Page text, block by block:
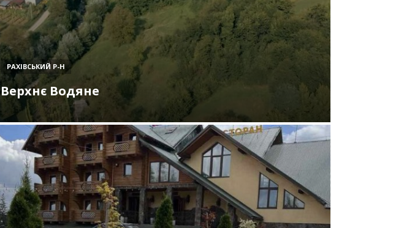
Верхнє Водяне
РАХІВСЬКИЙ Р-Н